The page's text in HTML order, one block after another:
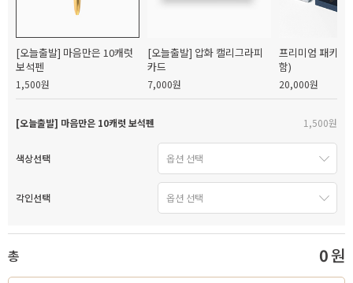
[오늘출발] 마음만은 10캐럿
보석펜
1,500원
[오늘출발] 압화 캘리그라피
카드
7,000원
프리미엄 패키지
함)
20,000원
[오늘출발] 마음만은 10캐럿 보석펜 1,500원
색상선택
각인선택
총 0원